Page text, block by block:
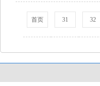
首页 31 32